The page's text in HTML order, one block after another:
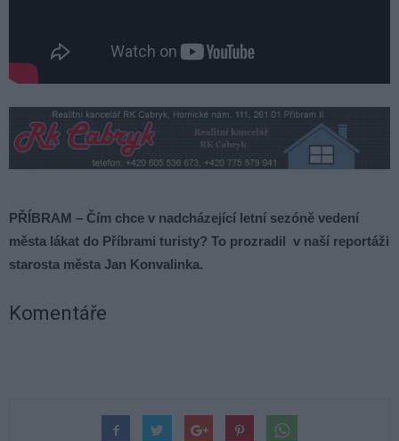
PŘÍBRAM – Čím chce v nadcházející letní sezóně vedení
města lákat do Příbrami turisty? To prozradil v naší reportáži
starosta města Jan Konvalinka.
Komentáře